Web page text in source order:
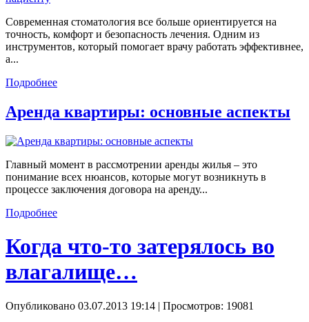
Современная стоматология все больше ориентируется на
точность, комфорт и безопасность лечения. Одним из
инструментов, который помогает врачу работать эффективнее,
а...
Подробнее
Аренда квартиры: основные аспекты
Главный момент в рассмотрении аренды жилья – это
понимание всех нюансов, которые могут возникнуть в
процессе заключения договора на аренду...
Подробнее
Когда что-то затерялось во
влагалище…
Опубликовано 03.07.2013 19:14 | Просмотров: 19081